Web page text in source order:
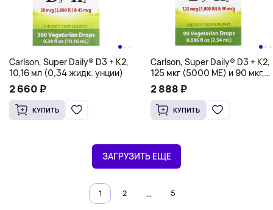
Carlson, Super Daily® D3 + K2,
10,16 мл (0,34 жидк. унции)
2 660 ₽
КУПИТЬ
Carlson, Super Daily® D3 + K2,
125 мкг (5000 МЕ) и 90 мкг,
2,54 мл (0,086 жидк. унции)
2 888 ₽
КУПИТЬ
ЗАГРУЗИТЬ ЕЩЕ
1 2 … 5